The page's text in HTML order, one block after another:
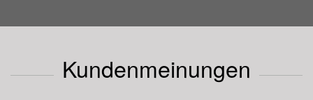
Kundenmeinungen